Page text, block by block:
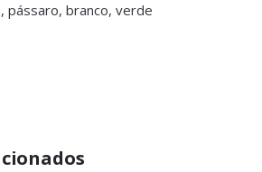
pássaro, branco, verde